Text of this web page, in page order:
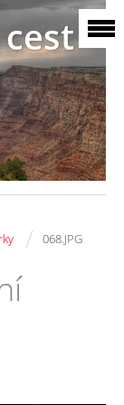
cest
/ 068.JPG